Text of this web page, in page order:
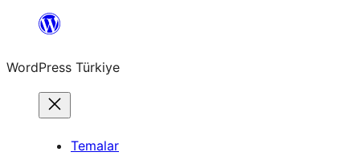
İçeriğe
WordPress Türkiye
Temalar